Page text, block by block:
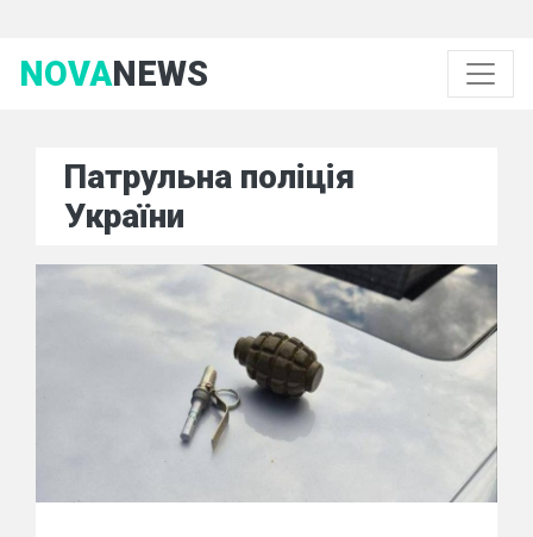
NOVANEWS
Патрульна поліція
України